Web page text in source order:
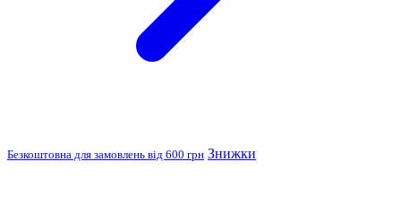
Безкоштовна для замовлень від 600 грн Знижки